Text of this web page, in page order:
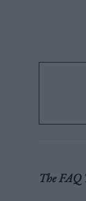
The FAQ